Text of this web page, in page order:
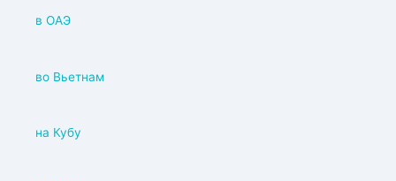
в ОАЭ
во Вьетнам
на Кубу